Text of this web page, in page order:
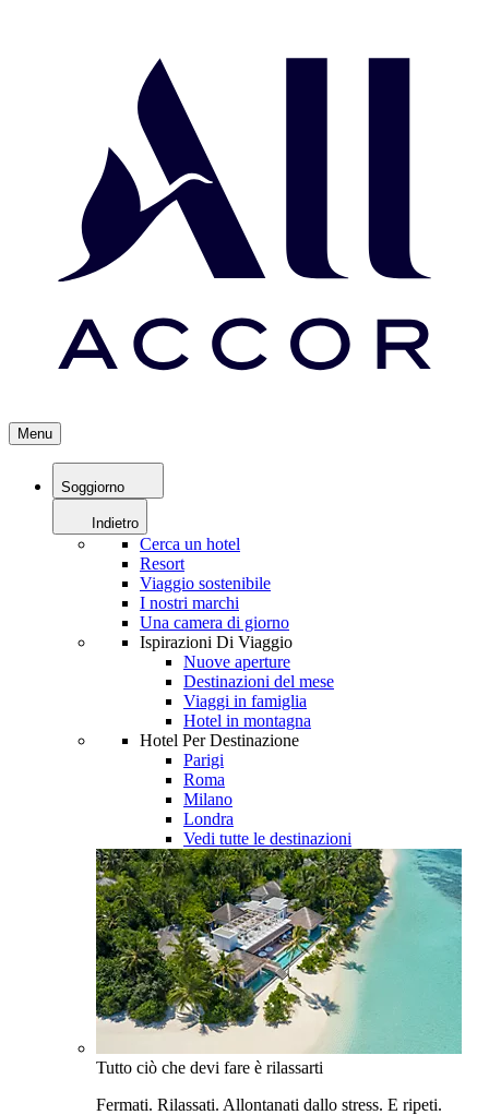
Menu
Soggiorno
Indietro
Cerca un hotel
Resort
Viaggio sostenibile
I nostri marchi
Una camera di giorno
Ispirazioni Di Viaggio
Nuove aperture
Destinazioni del mese
Viaggi in famiglia
Hotel in montagna
Hotel Per Destinazione
Parigi
Roma
Milano
Londra
Vedi tutte le destinazioni
Tutto ciò che devi fare è rilassarti
Fermati. Rilassati. Allontanati dallo stress. E ripeti.